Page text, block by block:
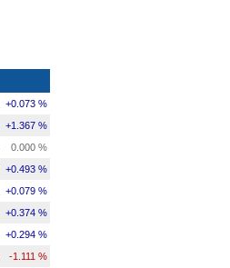
+0.073 %
+1.367 %
0.000 %
+0.493 %
+0.079 %
+0.374 %
+0.294 %
-1.111 %